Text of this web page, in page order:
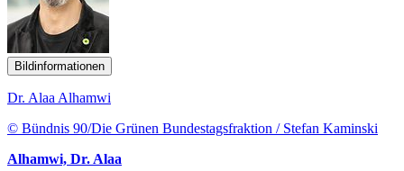
Bildinformationen
Dr. Alaa Alhamwi
© Bündnis 90/Die Grünen Bundestagsfraktion / Stefan Kaminski
Alhamwi, Dr. Alaa